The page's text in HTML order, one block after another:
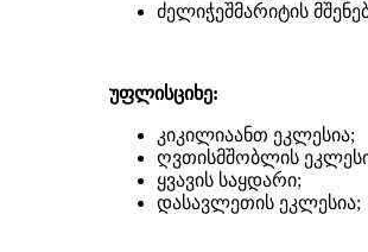
ძელიჭეშმარიტის
უფლისციხე:
კიკილიაანთ ეკლესია;
ღვთისმშობლის
ყვავის საყდარი;
დასავლეთის ეკლესია;